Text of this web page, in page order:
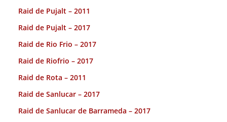
Raid de Pujalt – 2011
Raid de Pujalt – 2017
Raid de Rio Frio – 2017
Raid de Riofrio – 2017
Raid de Rota – 2011
Raid de Sanlucar – 2017
Raid de Sanlucar de Barrameda – 2017